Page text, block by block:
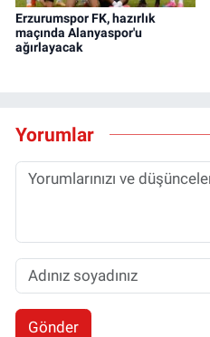
Erzurumspor FK, hazırlık
maçında Alanyaspor'u
ağırlayacak
Yorumlar
Gönder